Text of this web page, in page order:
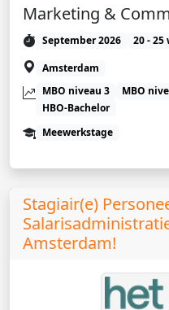
Marketing &
September 2026 20 - 25
Amsterdam
MBO niveau 3
MBO
HBO-Bachelor
Meewerkstage
Stagiair(e)
Amsterdam!